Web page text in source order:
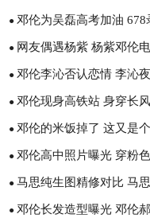
● 邓伦为吴磊高考加油 678
● 网友偶遇杨紫 杨紫邓伦
一山接吻照片是真的吗？
● 邓伦李沁否认恋情 李沁
● 邓伦现身高铁站 身穿长
● 邓伦的米饭掉了 这又是
● 邓伦高中照片曝光 穿粉
● 马思纯生图精修对比 马
味深长否认与邓伦恋情
● 邓伦长发造型曝光 邓伦